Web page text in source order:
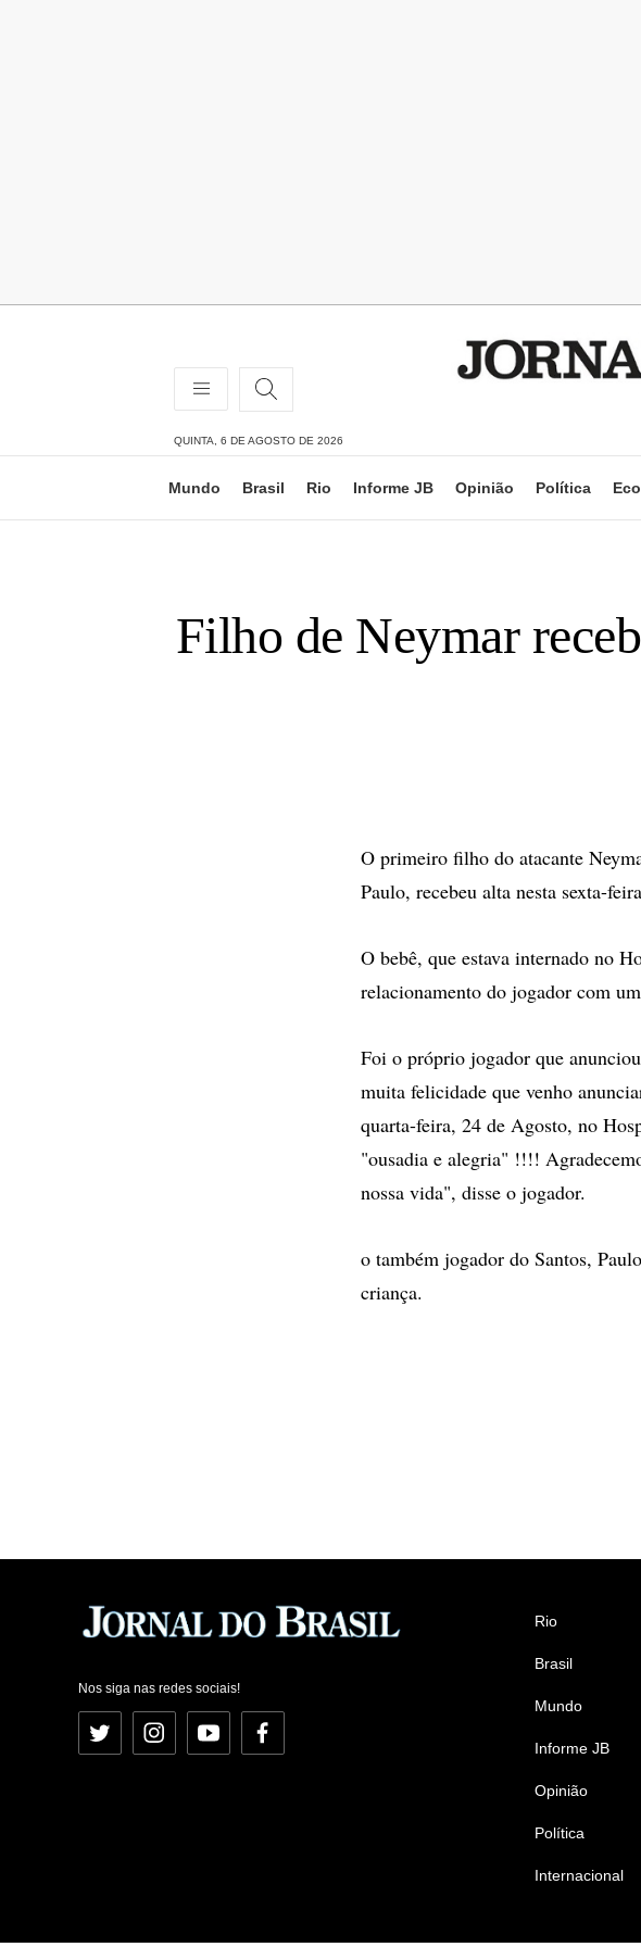
QUINTA, 6 DE AGOSTO DE 2026
Mundo Brasil Rio Informe JB Opinião Política
Filho de Neymar
O primeiro filho do atacante
Paulo, recebeu alta nesta sexta-
O bebê, que estava internado no
relacionamento do jogador com
Foi o próprio jogador que
muita felicidade que venho
quarta-feira, 24 de Agosto, no
"ousadia e alegria" !!!!
nossa vida", disse o jogador.
o também jogador do Santos,
criança.
Nos siga nas redes sociais!
Twitter InstagramYouTubeFacebook
Rio
Brasil
Mundo
Informe JB
Opinião
Política
Internacional